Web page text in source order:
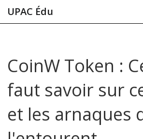
UPAC Édu
CoinW Token :
faut savoir sur
et les arnaques